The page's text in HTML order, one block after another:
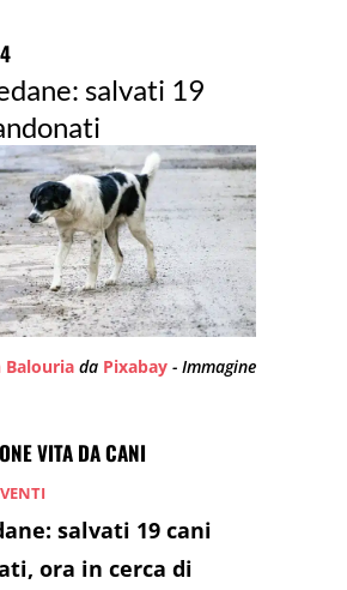
salvati 19
Balouria da Pixabay - Immagine
VITA DA CANI
salvati 19 cani
ora in cerca di